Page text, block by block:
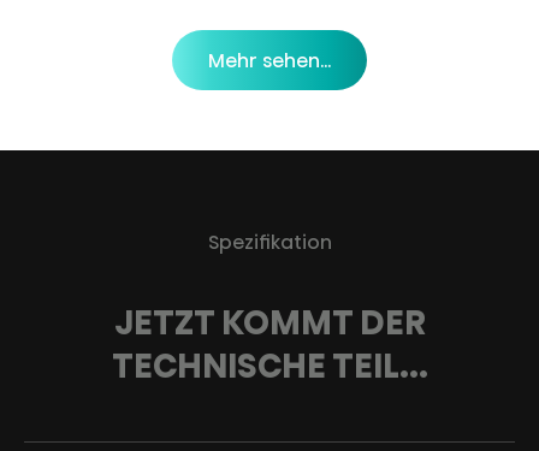
Mehr sehen...
Spezifikation
JETZT KOMMT DER
TECHNISCHE TEIL...